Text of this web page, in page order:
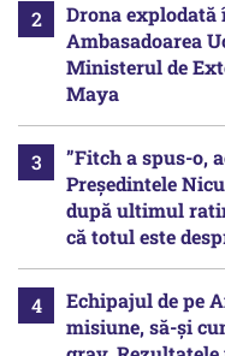
Drona
Ambasadoarea
Ministerul de
Maya
”Fitch a spus-o,
Președintele
după ultimul
că totul este
Echipajul de pe
misiune, să-și